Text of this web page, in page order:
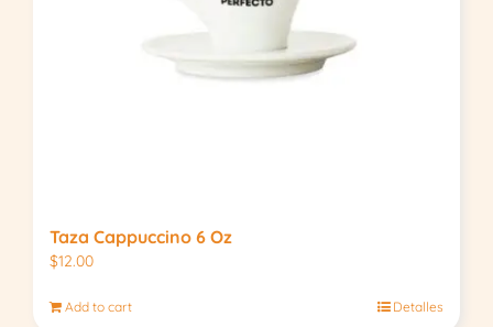
Taza Cappuccino 6 Oz
$12.00
Add to cart Detalles